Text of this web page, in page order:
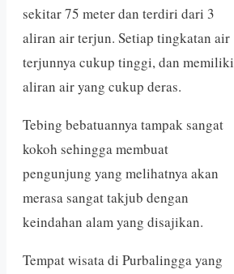
sekitar 75 meter dan terdiri dari 3
aliran air terjun. Setiap tingkatan air
terjunnya cukup tinggi, dan memiliki
aliran air yang cukup deras.
Tebing bebatuannya tampak sangat
kokoh sehingga membuat
pengunjung yang melihatnya akan
merasa sangat takjub dengan
keindahan alam yang disajikan.
Tempat wisata di Purbalingga yang